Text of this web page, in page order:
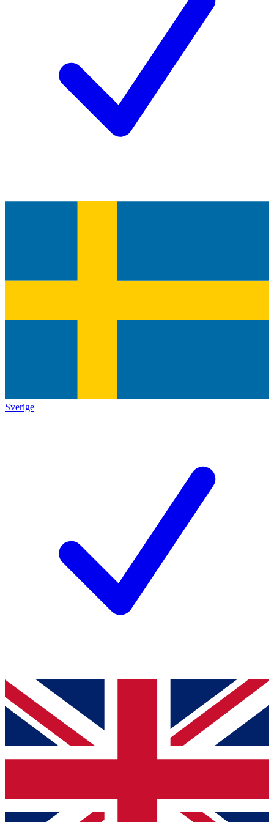
Sverige